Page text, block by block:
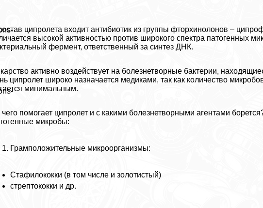
ципролета входит антибиотик из группы фторхинолонов –
высокой активностью против широкого спектра патогенных
фермент, ответственный за синтез ДНК.
активно воздействует на болезнетворные бактерии,
ципролет широко назначается медиками, так как количество
минимальным.
помогает ципролет и с какими болезнетворными агентами
микробы:
Грамположительные микроорганизмы:
Стафилококки (в том числе и золотистый)
стрептококки и др.